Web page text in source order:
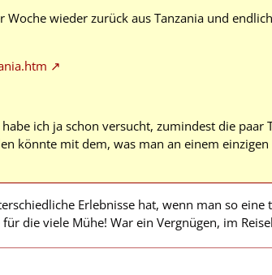
wieder zurück aus Tanzania und
ich ja schon versucht, zumindest die paar
könnte mit dem, was man an einem
Erlebnisse hat, wenn man so eine
die viele Mühe! War ein Vergnügen, im